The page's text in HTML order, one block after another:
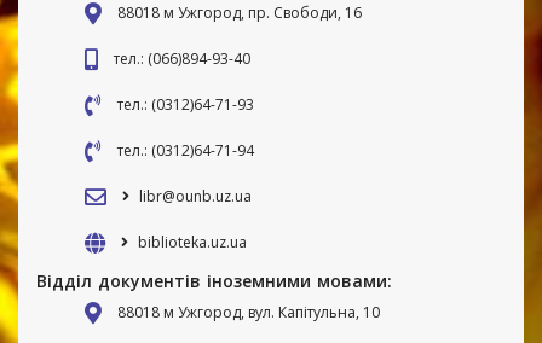
88018 м Ужгород, пр. Свободи, 16
тел.: (066)894-93-40
тел.: (0312)64-71-93
тел.: (0312)64-71-94
libr@ounb.uz.ua
biblioteka.uz.ua
Відділ документів іноземними мовами:
88018 м Ужгород, вул. Капітульна, 10